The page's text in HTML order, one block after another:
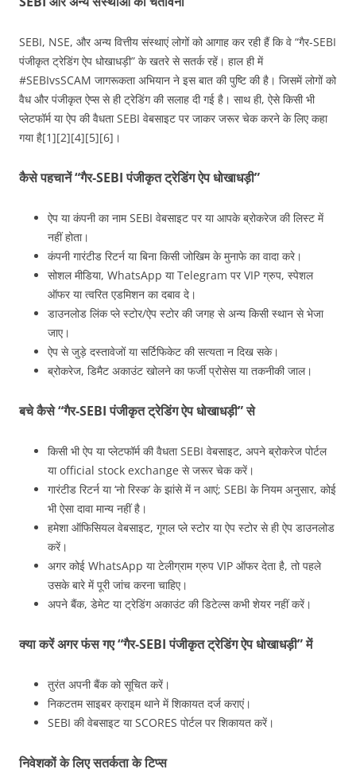
SEBI, NSE, और अन्य वित्तीय संस्थाएं लोगों को आगाह कर रही हैं कि वे “गैर-SEBI
पंजीकृत ट्रेडिंग ऐप धोखाधड़ी” के खतरे से सतर्क रहें। हाल ही में
#SEBIvsSCAM जागरूकता अभियान ने इस बात की पुष्टि की है। जिसमें लोगों को
वैध और पंजीकृत ऐप्स से ही ट्रेडिंग की सलाह दी गई है। साथ ही, ऐसे किसी भी
प्लेटफॉर्म या ऐप की वैधता SEBI वेबसाइट पर जाकर जरूर चेक करने के लिए कहा
गया है[1][2][4][5][6]।
कैसे पहचानें “गैर‑SEBI पंजीकृत ट्रेडिंग ऐप धोखाधड़ी”
ऐप या कंपनी का नाम SEBI वेबसाइट पर या आपके ब्रोकरेज की लिस्ट में
नहीं होता।
कंपनी गारंटीड रिटर्न या बिना किसी जोखिम के मुनाफे का वादा करे।
सोशल मीडिया, WhatsApp या Telegram पर VIP ग्रुप, स्पेशल
ऑफर या त्वरित एडमिशन का दबाव दे।
डाउनलोड लिंक प्ले स्टोर/ऐप स्टोर की जगह से अन्य किसी स्थान से भेजा
जाए।
ऐप से जुड़े दस्तावेजों या सर्टिफिकेट की सत्यता न दिख सके।
ब्रोकरेज, डिमैट अकाउंट खोलने का फर्जी प्रोसेस या तकनीकी जाल।
बचे कैसे “गैर‑SEBI पंजीकृत ट्रेडिंग ऐप धोखाधड़ी” से
किसी भी ऐप या प्लेटफॉर्म की वैधता SEBI वेबसाइट, अपने ब्रोकरेज पोर्टल
या official stock exchange से जरूर चेक करें।
गारंटीड रिटर्न या ‘नो रिस्क’ के झांसे में न आएं; SEBI के नियम अनुसार, कोई
भी ऐसा दावा मान्य नहीं है।
हमेशा ऑफिसियल वेबसाइट, गूगल प्ले स्टोर या ऐप स्टोर से ही ऐप डाउनलोड
करें।
अगर कोई WhatsApp या टेलीग्राम ग्रुप VIP ऑफर देता है, तो पहले
उसके बारे में पूरी जांच करना चाहिए।
अपने बैंक, डेमेट या ट्रेडिंग अकाउंट की डिटेल्स कभी शेयर नहीं करें।
क्या करें अगर फंस गए “गैर‑SEBI पंजीकृत ट्रेडिंग ऐप धोखाधड़ी” में
तुरंत अपनी बैंक को सूचित करें।
निकटतम साइबर क्राइम थाने में शिकायत दर्ज कराएं।
SEBI की वेबसाइट या SCORES पोर्टल पर शिकायत करें।
निवेशकों के लिए सतर्कता के टिप्स